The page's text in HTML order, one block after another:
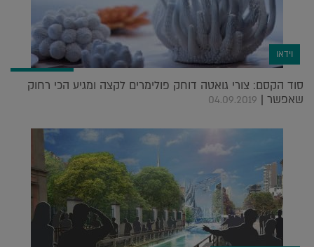
וידאו
סוד הקסם: צורי גואטה דוחק פולימרים לקצה ומגיע הכי רחוק
שאפשר | 04.09.2019